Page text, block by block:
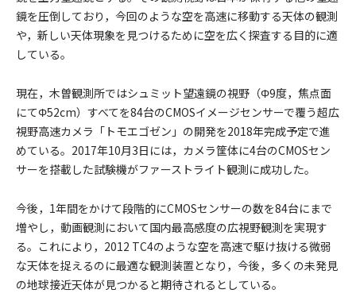
鏡を圧倒しており，今回のような空を高速に移動する天体の観測
や，新しい天体現象を見つけるために空を広く探査する目的に適
している。
現在，木曽観測所ではシュミット望遠鏡の視野（Φ9度，焦点面
にてΦ52cm）すべてを84台のCMOSイメージセンサーで覆う超広
視野高速カメラ「トモエゴゼン」の開発を2018年完成予定で進
めている。2017年10月3日には，カメラ筐体に4台のCMOSセン
サーを搭載した試験機がファーストライト観測に成功した。
今後，1年間をかけて段階的にCMOSセンサーの数を84台にまで
増やし，動画観測において国内最高感度の広視野観測を実現す
る。これにより，2012 TC4のような空を高速で駆け抜ける微弱
な天体を捉えるのに最適な観測装置となり，今後，多くの未発見
の地球接近天体が見つかると期待されるとしている。